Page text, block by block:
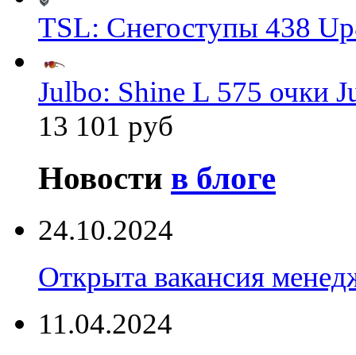
TSL: Снегоступы 438
Julbo: Shine L 575 очки
13 101 руб
Новости в блоге
24.10.2024
Открыта вакансия
11.04.2024